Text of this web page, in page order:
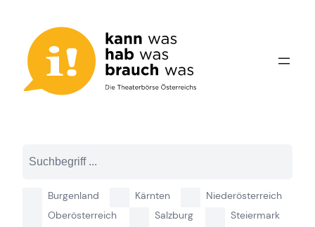
springen
Burgenland Kärnten
Niederösterreich
Oberösterreich
Salzburg
Steiermark